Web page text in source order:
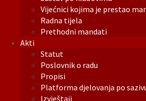
Vijećnici kojima je prestao
Radna tijela
Prethodni mandati
Akti
Statut
Poslovnik o radu
Propisi
Platforma djelovanja po
Izvještaji